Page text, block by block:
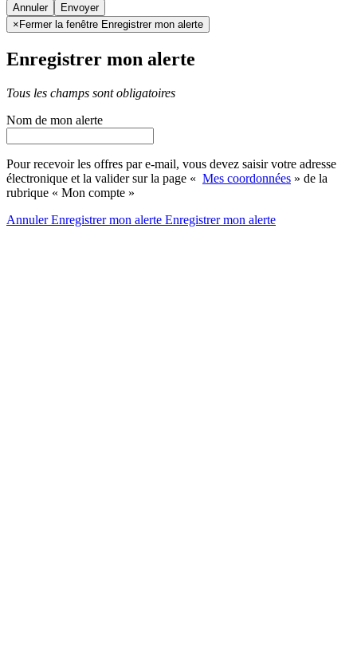
Annuler
× Fermer la fenêtre Enregistrer mon alerte
Enregistrer mon alerte
Tous les champs sont obligatoires
Nom de mon alerte
Pour recevoir les offres par e-mail, vous devez saisir votre adresse
électronique et la valider sur la page « Mes coordonnées » de la
rubrique « Mon compte »
AnnulerEnregistrer mon alerte Enregistrermon alerte